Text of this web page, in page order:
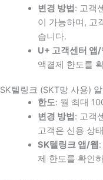
변경 방법 : 고객
이 가능하며, 고
습니다.
U+ 고객센터 앱/
액결제 한도를
SK텔링크 (SKT망 사용)
한도: 월 최대
변경 방법 : 고객
고객은 신용 상
SK텔링크 앱/웹
제 한도를 확인